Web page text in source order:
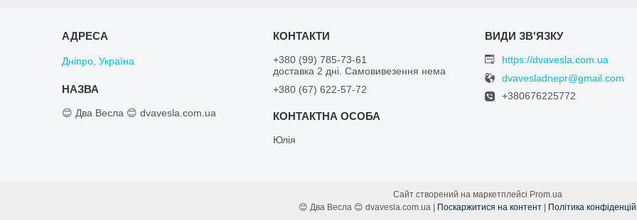
Дніпро, Україна
😊 Два Весла 😊 dvavesla.com.ua
+380 (99) 785-73-61
доставка 2 дні. Самовивезення нема
+380 (67) 622-57-72
Юлiя
https://dvavesla.com.ua
dvavesladnepr@gmail.com
+380676225772
Сайт створений на маркетплейсі Prom.ua
😊 Два Весла 😊 dvavesla.com.ua | Поскаржитися на контент | Політика